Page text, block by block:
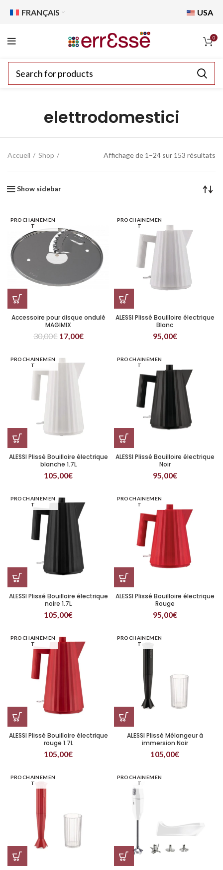
FRANÇAIS USA
0
elettrodomestici
Accueil Shop Affichage de 1–24 sur 153 résultats
Show sidebar
PROCHAINEMEN
T
Accessoire pour disque ondulé
MAGIMIX
30,00€ 17,00€
PROCHAINEMEN
T
ALESSI Plissé Bouilloire électrique
Blanc
95,00€
PROCHAINEMEN
T
ALESSI Plissé Bouilloire électrique
blanche 1.7L
105,00€
PROCHAINEMEN
T
ALESSI Plissé Bouilloire électrique
Noir
95,00€
PROCHAINEMEN
T
ALESSI Plissé Bouilloire électrique
noire 1.7L
105,00€
PROCHAINEMEN
T
ALESSI Plissé Bouilloire électrique
Rouge
95,00€
PROCHAINEMEN
T
ALESSI Plissé Bouilloire électrique
rouge 1.7L
105,00€
PROCHAINEMEN
T
ALESSI Plissé Mélangeur à
immersion Noir
105,00€
PROCHAINEMEN
T
PROCHAINEMEN
T